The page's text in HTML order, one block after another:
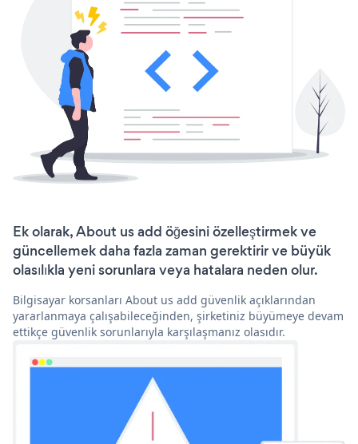
Ek olarak, About us add öğesini özelleştirmek ve
güncellemek daha fazla zaman gerektirir ve büyük
olasılıkla yeni sorunlara veya hatalara neden olur.
Bilgisayar korsanları About us add güvenlik açıklarından
yararlanmaya çalışabileceğinden, şirketiniz büyümeye devam
ettikçe güvenlik sorunlarıyla karşılaşmanız olasıdır.